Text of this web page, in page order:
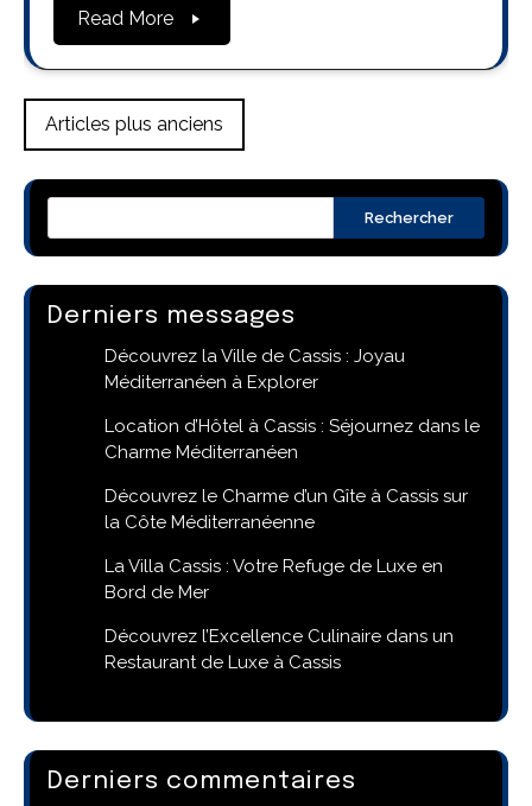
Read More
Navigation
des
articles
Articles plus anciens
Rechercher
Derniers messages
Découvrez la Ville de Cassis : Joyau
Méditerranéen à Explorer
Location d’Hôtel à Cassis : Séjournez dans le
Charme Méditerranéen
Découvrez le Charme d’un Gîte à Cassis sur
la Côte Méditerranéenne
La Villa Cassis : Votre Refuge de Luxe en
Bord de Mer
Découvrez l’Excellence Culinaire dans un
Restaurant de Luxe à Cassis
Derniers commentaires